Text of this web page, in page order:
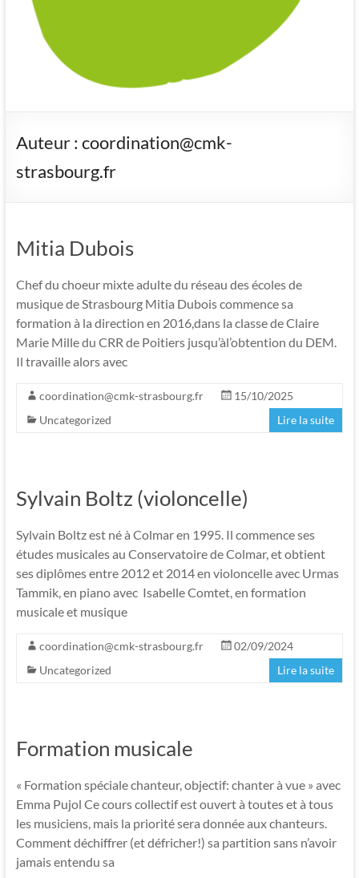
Auteur : coordination@cmk-
strasbourg.fr
Mitia Dubois
Chef du choeur mixte adulte du réseau des écoles de
musique de Strasbourg Mitia Dubois commence sa
formation à la direction en 2016,dans la classe de Claire
Marie Mille du CRR de Poitiers jusqu’àl’obtention du DEM.
Il travaille alors avec
coordination@cmk-strasbourg.fr
15/10/2025
Uncategorized
Lire la suite
Sylvain Boltz (violoncelle)
Sylvain Boltz est né à Colmar en 1995. Il commence ses
études musicales au Conservatoire de Colmar, et obtient
ses diplômes entre 2012 et 2014 en violoncelle avec Urmas
Tammik, en piano avec Isabelle Comtet, en formation
musicale et musique
coordination@cmk-strasbourg.fr
02/09/2024
Uncategorized
Lire la suite
Formation musicale
« Formation spéciale chanteur, objectif: chanter à vue » avec
Emma Pujol Ce cours collectif est ouvert à toutes et à tous
les musiciens, mais la priorité sera donnée aux chanteurs.
Comment déchiffrer (et défricher!) sa partition sans n’avoir
jamais entendu sa